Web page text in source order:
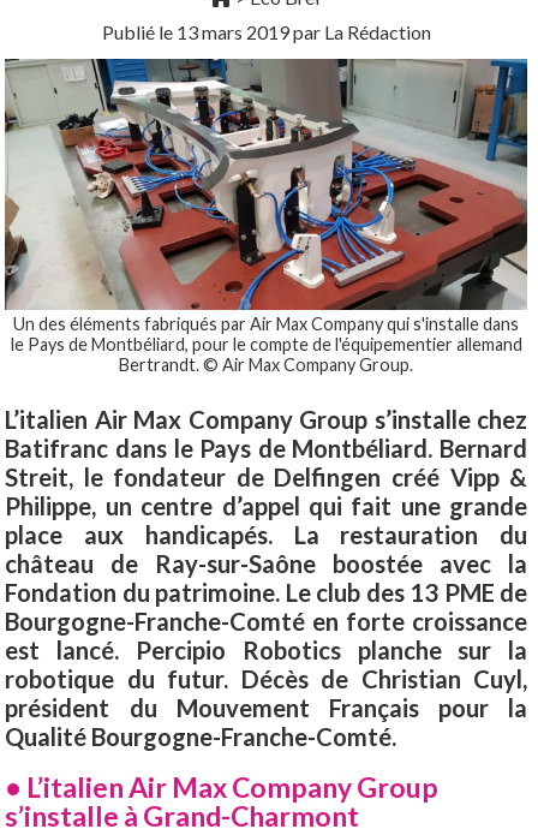
Publié le 13 mars 2019par La Rédaction
Un des éléments fabriqués par Air Max Company qui s'installe dans
le Pays de Montbéliard, pour le compte de l'équipementier allemand
Bertrandt. © Air Max Company Group.
L’italien Air Max Company Group s’installe chez
Batifranc dans le Pays de Montbéliard. Bernard
Streit, le fondateur de Delfingen créé Vipp &
Philippe, un centre d’appel qui fait une grande
place aux handicapés. La restauration du
château de Ray-sur-Saône boostée avec la
Fondation du patrimoine. Le club des 13 PME de
Bourgogne-Franche-Comté en forte croissance
est lancé. Percipio Robotics planche sur la
robotique du futur. Décès de Christian Cuyl,
président du Mouvement Français pour la
Qualité Bourgogne-Franche-Comté.
• L’italien Air Max Company Group
s’installe à Grand-Charmont